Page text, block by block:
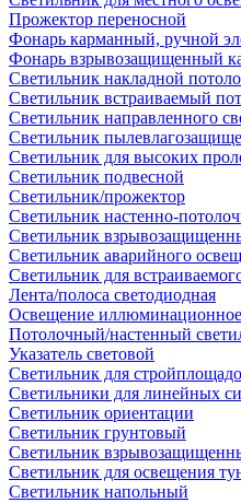
Прожектор переносной
Фонарь карманный, ручной
Фонарь взрывозащищенный
Светильник накладной
Светильник встраиваемый
Светильник направленного
Светильник
Светильник для высоких
Светильник подвесной
Светильник/прожектор
Светильник настенно-
Светильник
Светильник аварийного
Светильник для
Лента/полоса светодиодная
Освещение иллюминационное
Потолочный/настенный
Указатель световой
Светильник для
Светильники для линейных
Светильник ориентации
Светильник грунтовый
Светильник
Светильник для освещения
Светильник напольный